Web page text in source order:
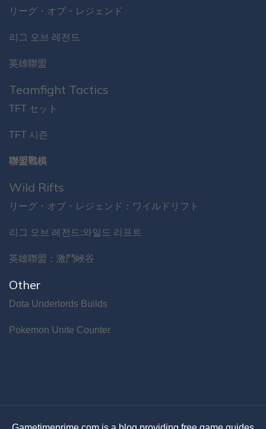
リーグ・オブ・レジェンド
리그 오브 레전드
英雄聯盟
Teamfight Tactics
TFT セット
TFT 시즌
聯盟戰棋
Wild Rifts
リーグ・オブ・レジェンド：ワイルドリフト
리그 오브 레전드:와일드 리프트
英雄聯盟：激鬥峽谷
Other
Dota Underlords Builds
Pokemon Unite Counter